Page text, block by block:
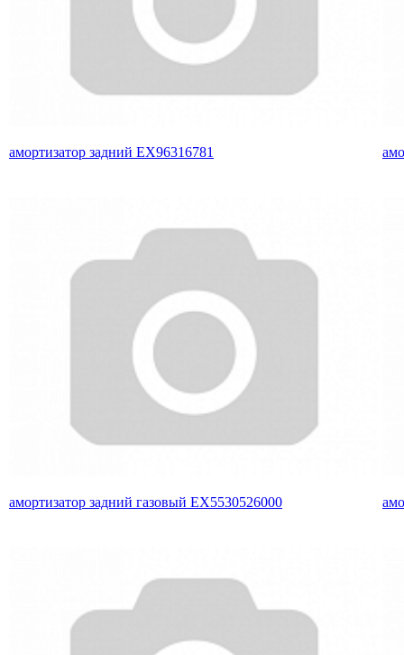
амортизатор задний EX96316781
амортизатор задний газовый EX5530526000